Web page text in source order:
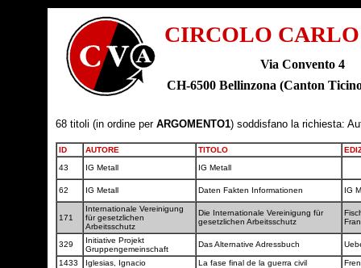
CIRCOLO
Via Convento 4
CH-6500 Bellinzona (Canton
68 titoli (in ordine per ARGOMENTO1) soddisfano la richiesta:
ID AUTORE TITOLO
43
IG Metall IG Metall
62 IG Metall Daten Fakten Informationen IG
171
Internationale Vereinigung
für gesetzlichen
Arbeitsschutz
Die Internationale Vereinigung für
gesetzlichen Arbeitsschutz
329
Initiative Projekt
Gruppengemeinschaft
Das Alternative Adressbuch
1433 Iglesias, Ignacio La fase final de la guerra civil